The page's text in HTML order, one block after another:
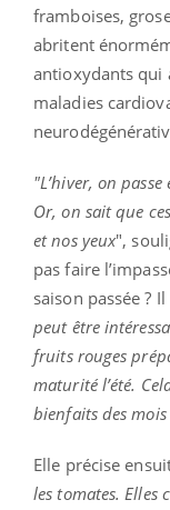
framboises,
abritent
antioxydants qui
maladies
"L’hiver, on
Or, on sait que
et nos yeux",
pas faire
saison passée ?
peut être
fruits rouges
maturité l’été.
bienfaits des
Elle précise
les tomates. Elles